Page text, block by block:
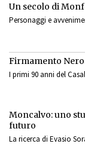
Un secolo di
Personaggi e
Firmamento
I primi 90 anni del
Moncalvo: uno
futuro
La ricerca di Evasio